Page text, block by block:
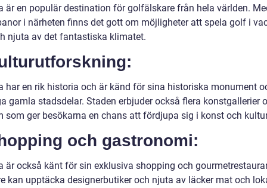
är en populär destination för golfälskare från hela världen.
i närheten finns det gott om möjligheter att spela golf i
njuta av det fantastiska klimatet.
har en rik historia och är känd för sina historiska monument
gamla stadsdelar. Staden erbjuder också flera konstgallerier
som ger besökarna en chans att fördjupa sig i konst och
och gastronomi:
är också känt för sin exklusiva shopping och
kan upptäcka designerbutiker och njuta av läcker mat och